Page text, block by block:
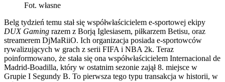
Fot. własne
Belg tydzień temu stał się współwłaścicielem e-sportowej ekipy
DUX Gaming razem z Borją Iglesiasem, piłkarzem Betisu, oraz
streamerem DjMaRiiO. Ich organizacja posiada e-sportowców
rywalizujących w grach z serii FIFA i NBA 2k. Teraz
poinformowano, że stała się ona współwłaścicielem Internacional de
Madrid-Boadilla, który w ostatnim sezonie zajął 8. miejsce w
Grupie I Segundy B. To pierwsza tego typu transakcja w historii, w